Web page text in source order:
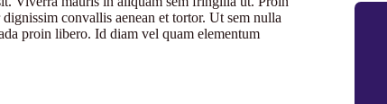
convallis aenean et tortor. Ut sem nulla
proin libero. Id diam vel quam elementum